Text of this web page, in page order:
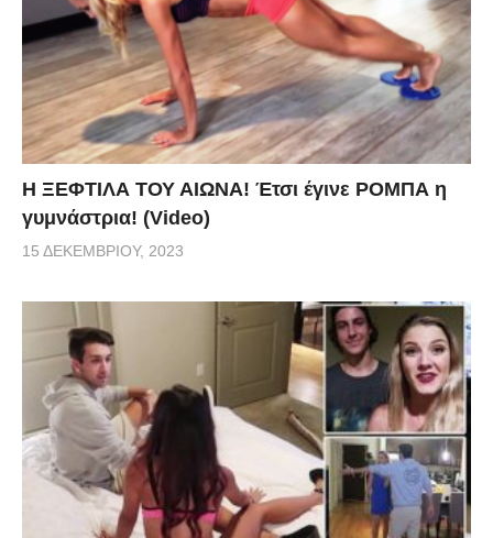
Η ΞΕΦΤΙΛΑ ΤΟΥ ΑΙΩΝΑ! Έτσι έγινε ΡΟΜΠΑ η
γυμνάστρια! (Video)
15 ΔΕΚΕΜΒΡΊΟΥ, 2023